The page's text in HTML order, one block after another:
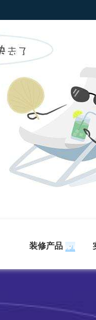
装修产品